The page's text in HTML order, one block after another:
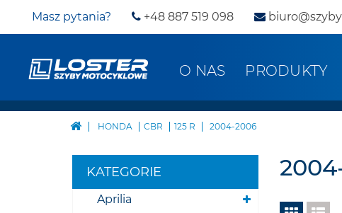
Masz pytania? +48 887 519 098
O NAS PRODUKTY
HONDA CBR 125 R 2004-2006
KATEGORIE
Aprilia